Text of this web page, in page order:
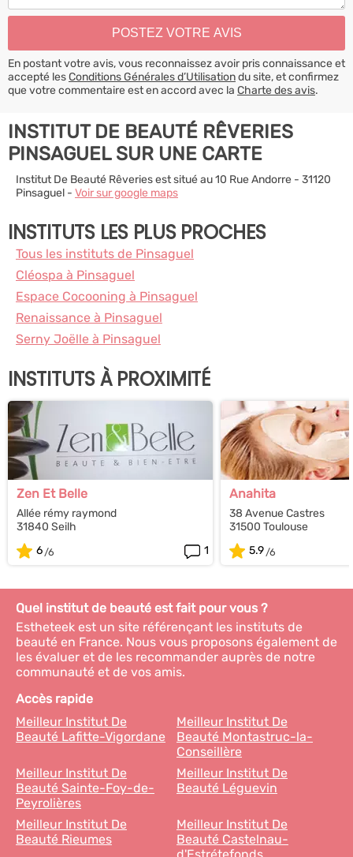
En postant votre avis, vous reconnaissez avoir pris connaissance et
accepté lesConditions Générales d’Utilisationdu site, et confirmez
que votre commentaire est en accord avec la Charte des avis.
INSTITUT DE BEAUTÉ RÊVERIES
PINSAGUEL SUR UNE CARTE
Institut De Beauté Rêveries est situé au 10 Rue Andorre - 31120
Pinsaguel - Voir sur google maps
INSTITUTS LES PLUS PROCHES
Tous les instituts de Pinsaguel
Cléospa à Pinsaguel
Espace Cocooning à Pinsaguel
Renaissance à Pinsaguel
Serny Joëlle à Pinsaguel
INSTITUTS À PROXIMITÉ
Zen Et Belle
Allée rémy raymond
31840 Seilh
6
1
Anahita
38 Avenue Castres
31500 Toulouse
5.9
Quel institut de beauté est fait pour vous ?
Estheteek est un site référençant les instituts de
beauté en France. Nous vous proposons également de
les évaluer et de les recommander auprès de notre
communauté et de vos amis.
Accès rapide
Meilleur Institut De
Beauté Lafitte-Vigordane
Meilleur Institut De
Beauté Montastruc-la-
Conseillère
Meilleur Institut De
Beauté Sainte-Foy-de-
Peyrolières
Meilleur Institut De
Beauté Léguevin
Meilleur Institut De
Beauté Rieumes
Meilleur Institut De
Beauté Castelnau-
d'Estrétefonds